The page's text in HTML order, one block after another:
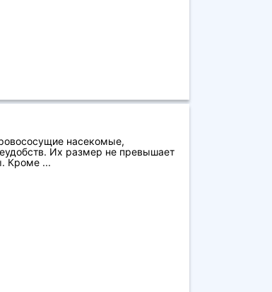
насекомые,
Их размер не превышает
Кроме ...